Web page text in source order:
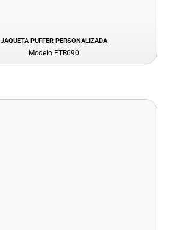
JAQUETA PUFFER PERSONALIZADA
Modelo FTR690